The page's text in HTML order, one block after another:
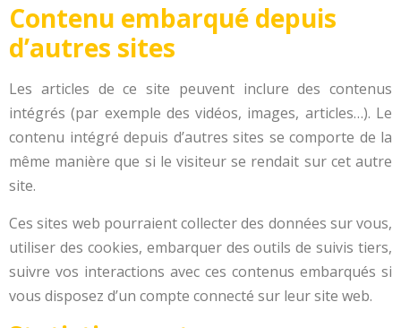
Contenu embarqué depuis
d’autres sites
Les articles de ce site peuvent inclure des contenus
intégrés (par exemple des vidéos, images, articles…). Le
contenu intégré depuis d’autres sites se comporte de la
même manière que si le visiteur se rendait sur cet autre
site.
Ces sites web pourraient collecter des données sur vous,
utiliser des cookies, embarquer des outils de suivis tiers,
suivre vos interactions avec ces contenus embarqués si
vous disposez d’un compte connecté sur leur site web.